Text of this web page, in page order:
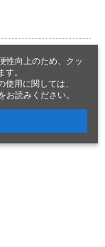
性向上のため、クッ
。
用に関しては、
お読みください。